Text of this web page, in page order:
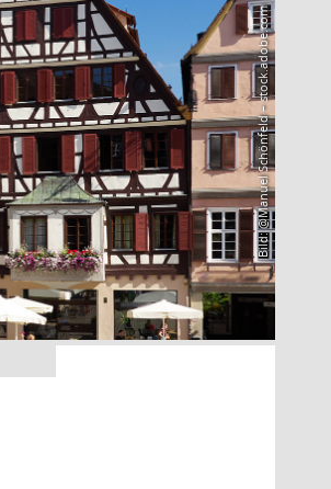
Bild: @Manuel Schönfeld – stock.adobe.com